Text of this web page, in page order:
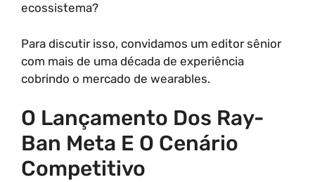
ecossistema?
Para discutir isso, convidamos um editor sênior
com mais de uma década de experiência
cobrindo o mercado de wearables.
O Lançamento Dos Ray-
Ban Meta E O Cenário
Competitivo